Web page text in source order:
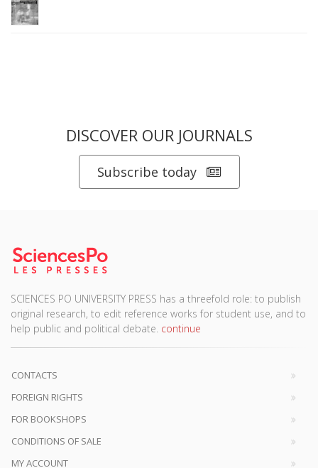
DISCOVER OUR JOURNALS
Subscribe today
SCIENCES PO UNIVERSITY PRESS has a threefold role: to publish
original research, to edit reference works for student use, and to
help public and political debate. continue
CONTACTS
FOREIGN RIGHTS
FOR BOOKSHOPS
CONDITIONS OF SALE
MY ACCOUNT